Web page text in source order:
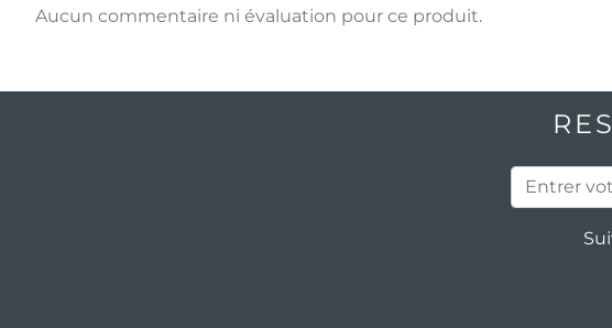
Aucun commentaire ni évaluation pour ce produit.